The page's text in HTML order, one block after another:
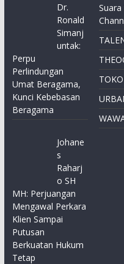
Dr.
Ronald
Simanj
untak:
Perpu
Perlindungan
Umat Beragama,
Kunci Kebebasan
Beragama
Johane
s
Raharj
o SH
MH: Perjuangan
Mengawal Perkara
Klien Sampai
Putusan
Berkuatan Hukum
Tetap